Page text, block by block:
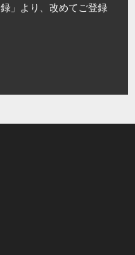
」より、改めてご登録